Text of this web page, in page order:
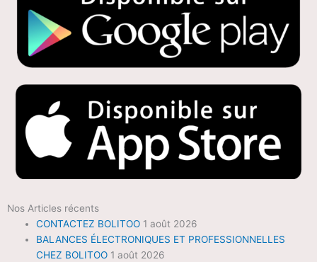
Nos Articles récents
CONTACTEZ BOLITOO 1 août 2026
BALANCES ÉLECTRONIQUES ET PROFESSIONNELLES
CHEZ BOLITOO 1 août 2026